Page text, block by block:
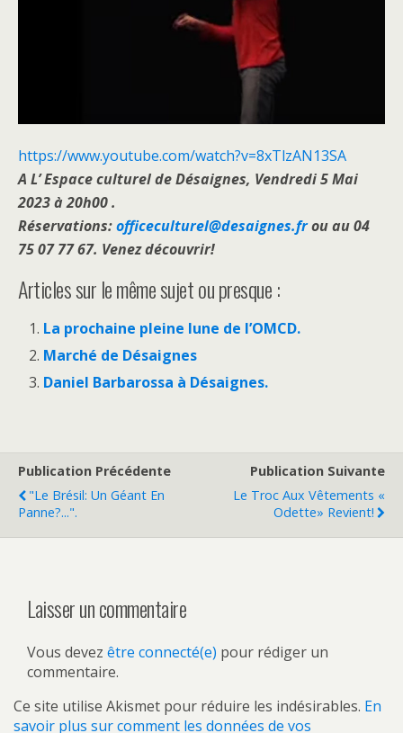
https://www.youtube.com/watch?v=8xTlzAN13SA
A L’Espace culturel de Désaignes, Vendredi 5 Mai
2023 à 20h00 .
Réservations:officeculturel@desaignes.frou au 04
75 07 77 67. Venez découvrir!
Articles sur le même sujet ou presque :
La prochaine pleine lune de l’OMCD.
Marché de Désaignes
Daniel Barbarossa à Désaignes.
Publication Précédente
"Le Brésil: Un Géant En
Panne?...".
Publication Suivante
Le Troc Aux Vêtements «
Odette» Revient!
Laisser un commentaire
Vous devez être connecté(e) pour rédiger un
commentaire.
Ce site utilise Akismet pour réduire les indésirables. En
savoir plus sur comment les données de vos